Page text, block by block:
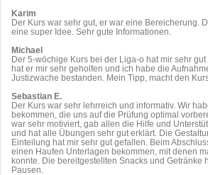
Karim
Der Kurs war sehr gut, er war eine Bereicherung.
eine super Idee. Sehr gute Informationen.
Michael
Der 5-wöchige Kurs bei der Liga-o hat mir sehr
hat er mir sehr geholfen und ich habe die
Justizwache bestanden. Mein Tipp, macht den
Sebastian E.
Der Kurs war sehr lehrreich und informativ. Wir
bekommen, die uns auf die Prüfung optimal
war sehr motiviert, gab allen die Hilfe und
und hat alle Übungen sehr gut erklärt. Die
Einteilung hat mir sehr gut gefallen. Beim
einen Haufen Unterlagen bekommen, mit denen
konnte. Die bereitgestellten Snacks und Getränke
Pausen.